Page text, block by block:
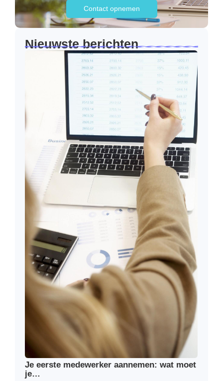
Contact opnemen
Nieuwste berichten
Je eerste medewerker aannemen: wat moet
je…